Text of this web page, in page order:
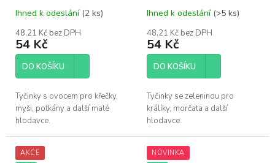
Ihned k odeslání (2 ks)
48,21 Kč bez DPH
54 Kč
DO KOŠÍKU
Tyčinky s ovocem pro křečky,
myši, potkány a další malé
hlodavce.
Ihned k odeslání (>5 ks)
48,21 Kč bez DPH
54 Kč
DO KOŠÍKU
Tyčinky se zeleninou pro
králíky, morčata a další
hlodavce.
AKCE
NOVINKA